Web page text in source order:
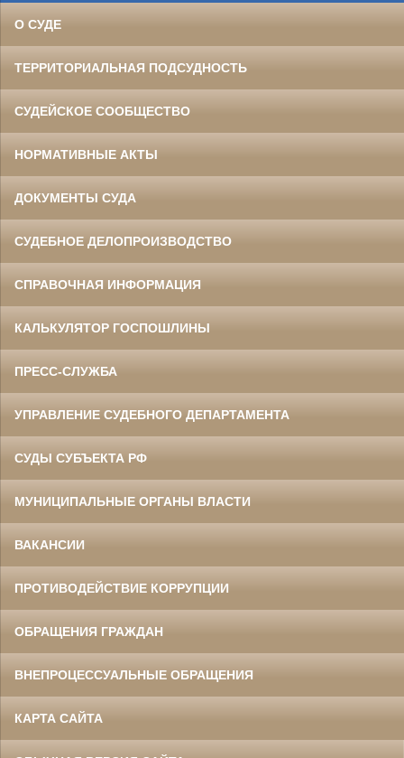
О СУДЕ
ТЕРРИТОРИАЛЬНАЯ ПОДСУДНОСТЬ
СУДЕЙСКОЕ СООБЩЕСТВО
НОРМАТИВНЫЕ АКТЫ
ДОКУМЕНТЫ СУДА
СУДЕБНОЕ ДЕЛОПРОИЗВОДСТВО
СПРАВОЧНАЯ ИНФОРМАЦИЯ
КАЛЬКУЛЯТОР ГОСПОШЛИНЫ
ПРЕСС-СЛУЖБА
УПРАВЛЕНИЕ СУДЕБНОГО ДЕПАРТАМЕНТА
СУДЫ СУБЪЕКТА РФ
МУНИЦИПАЛЬНЫЕ ОРГАНЫ ВЛАСТИ
ВАКАНСИИ
ПРОТИВОДЕЙСТВИЕ КОРРУПЦИИ
ОБРАЩЕНИЯ ГРАЖДАН
ВНЕПРОЦЕССУАЛЬНЫЕ ОБРАЩЕНИЯ
КАРТА САЙТА